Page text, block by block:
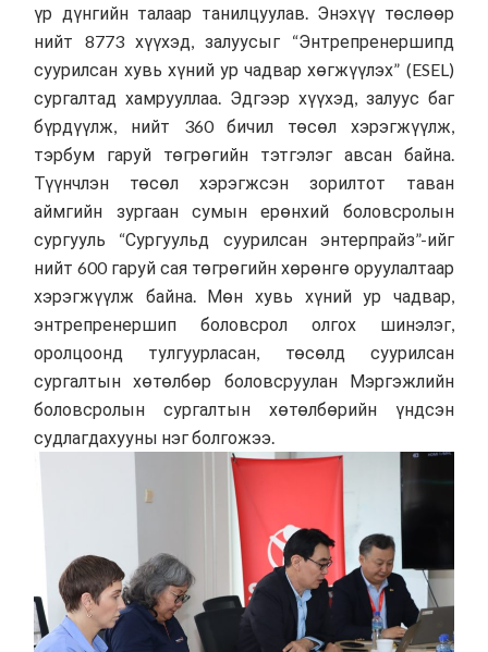
үр дүнгийн талаар танилцуулав. Энэхүү төслөөр
нийт 8773 хүүхэд, залуусыг “Энтрепренершипд
суурилсан хувь хүний ур чадвар хөгжүүлэх” (ESEL)
сургалтад хамрууллаа. Эдгээр хүүхэд, залуус баг
бүрдүүлж, нийт 360 бичил төсөл хэрэгжүүлж,
тэрбум гаруй төгрөгийн тэтгэлэг авсан байна.
Түүнчлэн төсөл хэрэгжсэн зорилтот таван
аймгийн зургаан сумын ерөнхий боловсролын
сургууль “Сургуульд суурилсан энтерпрайз”-ийг
нийт 600 гаруй сая төгрөгийн хөрөнгө оруулалтаар
хэрэгжүүлж байна. Мөн хувь хүний ур чадвар,
энтрепренершип боловсрол олгох шинэлэг,
оролцоонд тулгуурласан, төсөлд суурилсан
сургалтын хөтөлбөр боловсруулан Мэргэжлийн
боловсролын сургалтын хөтөлбөрийн үндсэн
судлагдахууны нэг болгожээ.